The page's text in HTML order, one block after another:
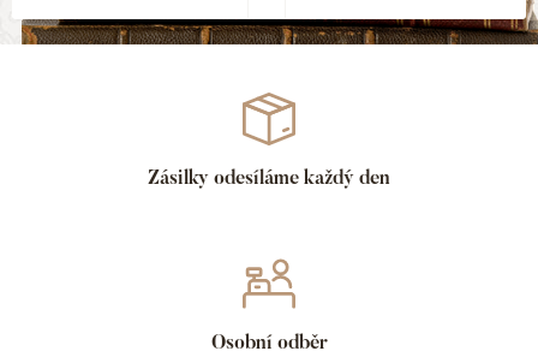
Zásilky odesíláme každý den
Osobní odběr